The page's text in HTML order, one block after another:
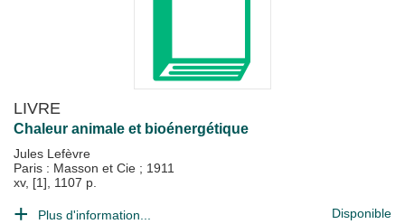
LIVRE
Chaleur animale et bioénergétique
Jules Lefèvre
Paris : Masson et Cie ; 1911
xv, [1], 1107 p.
Plus d'information... Disponible